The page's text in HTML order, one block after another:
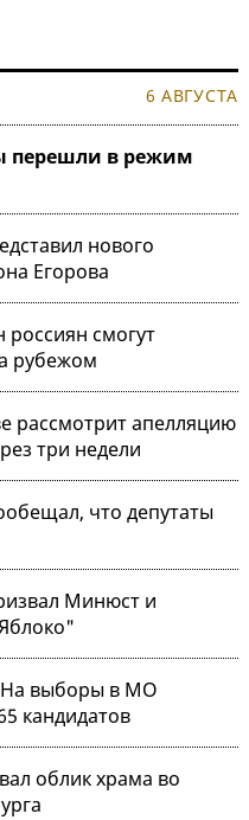
6 АВГУСТА
перешли в режим
нового
Егорова
смогут
рубежом
рассмотрит апелляцию
три недели
что депутаты
Минюст и
На выборы в МО
кандидатов
облик храма во